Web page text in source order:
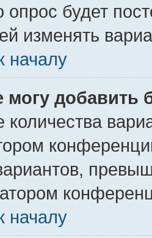
опрос будет
изменять
началу
могу добавить
началу